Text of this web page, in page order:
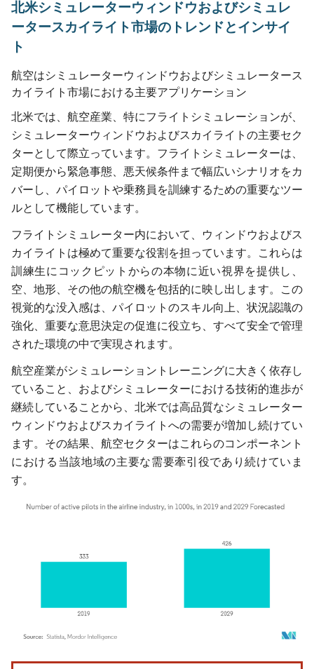
北米シミュレーターウィンドウおよびシミュレ
ータースカイライト市場のトレンドとインサイ
ト
航空はシミュレーターウィンドウおよびシミュレータース
カイライト市場における主要アプリケーション
北米では、航空産業、特にフライトシミュレーションが、
シミュレーターウィンドウおよびスカイライトの主要セク
ターとして際立っています。フライトシミュレーターは、
定期便から緊急事態、悪天候条件まで幅広いシナリオをカ
バーし、パイロットや乗務員を訓練するための重要なツー
ルとして機能しています。
フライトシミュレーター内において、ウィンドウおよびス
カイライトは極めて重要な役割を担っています。これらは
訓練生にコックピットからの本物に近い視界を提供し、
空、地形、その他の航空機を包括的に映し出します。この
視覚的な没入感は、パイロットのスキル向上、状況認識の
強化、重要な意思決定の促進に役立ち、すべて安全で管理
された環境の中で実現されます。
航空産業がシミュレーショントレーニングに大きく依存し
ていること、およびシミュレーターにおける技術的進歩が
継続していることから、北米では高品質なシミュレーター
ウィンドウおよびスカイライトへの需要が増加し続けてい
ます。その結果、航空セクターはこれらのコンポーネント
における当該地域の主要な需要牽引役であり続けていま
す。
画像 © Mordor Intelligence。再利用にはCC BY 4.0の表示が必要です。